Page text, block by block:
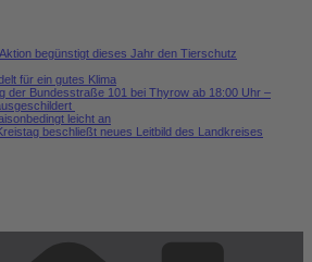
begünstigt dieses Jahr den Tierschutz
für ein gutes Klima
der Bundesstraße 101 bei Thyrow ab 18:00 Uhr –
leicht an
beschließt neues Leitbild des Landkreises